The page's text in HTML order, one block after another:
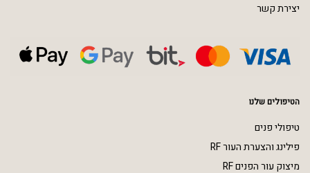
יצירת קשר
הטיפולים שלנו
טיפולי פנים
פילינג והצערת העור RF
מיצוק עור הפנים RF